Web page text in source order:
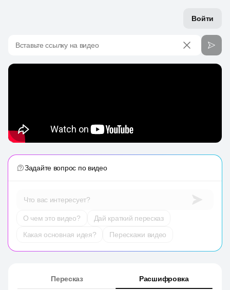
Войти
Вставьте ссылку на видео
Задайте вопрос по видео
Что вас интересует?
О чем это видео?
Дай краткий пересказ
Какая основная идея?
Перескажи видео
Пересказ Расшифровка